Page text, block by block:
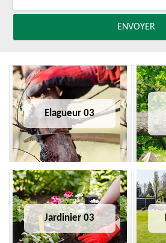
Elagueur 03
Jardinier 03